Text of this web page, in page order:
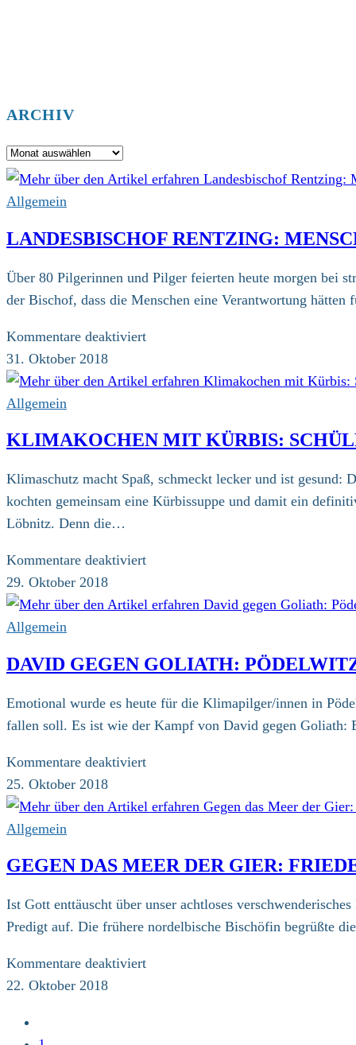
ARCHIV
Archiv
Allgemein
LANDESBISCHOF RENTZING:
Über 80 Pilgerinnen und Pilger feierten heute morgen bei
der Bischof, dass die Menschen eine Verantwortung
Kommentare deaktiviertfür
Rentzing:
sich
als
31. Oktober 2018
Allgemein
KLIMAKOCHEN MIT KÜRBIS:
Klimaschutz macht Spaß, schmeckt lecker und ist gesund:
kochten gemeinsam eine Kürbissuppe und damit ein
Löbnitz. Denn die…
Kommentare deaktiviertfür
mit
und
Klima
29. Oktober 2018
Allgemein
DAVID GEGEN GOLIATH:
Emotional wurde es heute für die Klimapilger/innen in
fallen soll. Es ist wie der Kampf von David gegen
Kommentare deaktiviertfür
gegen
kämpft
25. Oktober 2018
Allgemein
GEGEN DAS MEER DER GIER:
Ist Gott enttäuscht über unser achtloses
Predigt auf. Die frühere nordelbische Bischöfin begrüßte
Kommentare deaktiviertfür
22. Oktober 2018